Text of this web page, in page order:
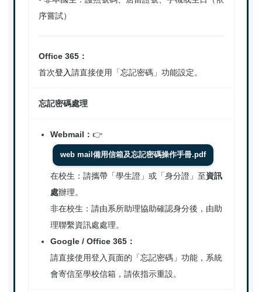
序嘗試）
Office 365：
首次登入請直接使用「忘記密碼」功能設定。
忘記密碼處理
Webmail： 👉
web mail備用信箱及忘記密碼操作手冊.pdf
在校生：請攜帶「學生證」或「身分證」至資訊
處辦理。
非在校生：請由系所助理協助確認身分後，由助
理聯繫資訊處處理。
Google / Office 365：
請直接使用登入頁面的「忘記密碼」功能，系統
會寄信至學校信箱，請依指示重設。